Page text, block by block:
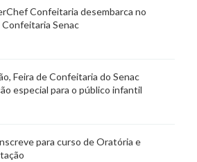
Confeitaria desembarca no
Confeitaria Senac
Feira de Confeitaria do Senac
especial para o público infantil
para curso de Oratória e